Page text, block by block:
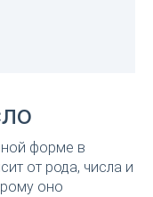
форме в
от рода, числа и
оно